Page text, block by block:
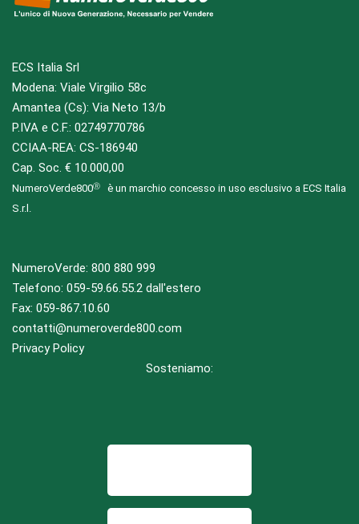
ECS Italia Srl
Modena: Viale Virgilio 58c
Amantea (Cs): Via Neto 13/b
P.IVA e C.F.: 02749770786
CCIAA-REA: CS-186940
Cap. Soc. € 10.000,00
NumeroVerde800
è un marchio concesso in uso esclusivo a ECS Italia
S.r.l.
NumeroVerde: 800 880 999
Telefono: 059-59.66.55.2 dall'estero
Fax: 059-867.10.60
contatti@numeroverde800.com
Privacy Policy
Sosteniamo: